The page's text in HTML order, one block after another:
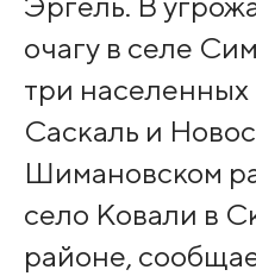
очагу в селе
три населенных
Саскаль и
Шимановском
село Ковали в
районе,